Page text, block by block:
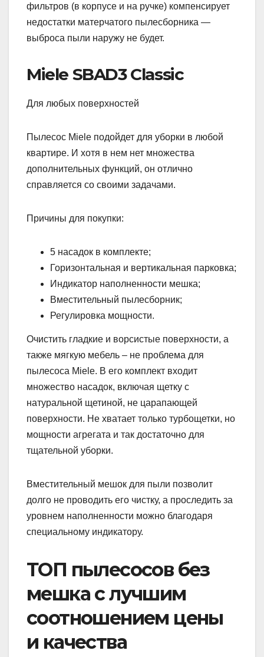
фильтров (в корпусе и на ручке) компенсирует
недостатки матерчатого пылесборника —
выброса пыли наружу не будет.
Miele SBAD3 Classic
Для любых поверхностей
Пылесос Miele подойдет для уборки в любой
квартире. И хотя в нем нет множества
дополнительных функций, он отлично
справляется со своими задачами.
Причины для покупки:
5 насадок в комплекте;
Горизонтальная и вертикальная парковка;
Индикатор наполненности мешка;
Вместительный пылесборник;
Регулировка мощности.
Очистить гладкие и ворсистые поверхности, а
также мягкую мебель – не проблема для
пылесоса Miele. В его комплект входит
множество насадок, включая щетку с
натуральной щетиной, не царапающей
поверхности. Не хватает только турбощетки, но
мощности агрегата и так достаточно для
тщательной уборки.
Вместительный мешок для пыли позволит
долго не проводить его чистку, а проследить за
уровнем наполненности можно благодаря
специальному индикатору.
ТОП пылесосов без
мешка с лучшим
соотношением цены
и качества